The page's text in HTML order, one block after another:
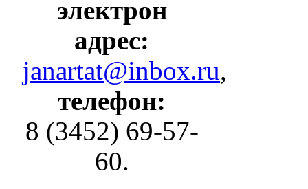
электрон
адрес:
janartat@inbox.ru,
телефон:
8 (3452) 69-57-
60.